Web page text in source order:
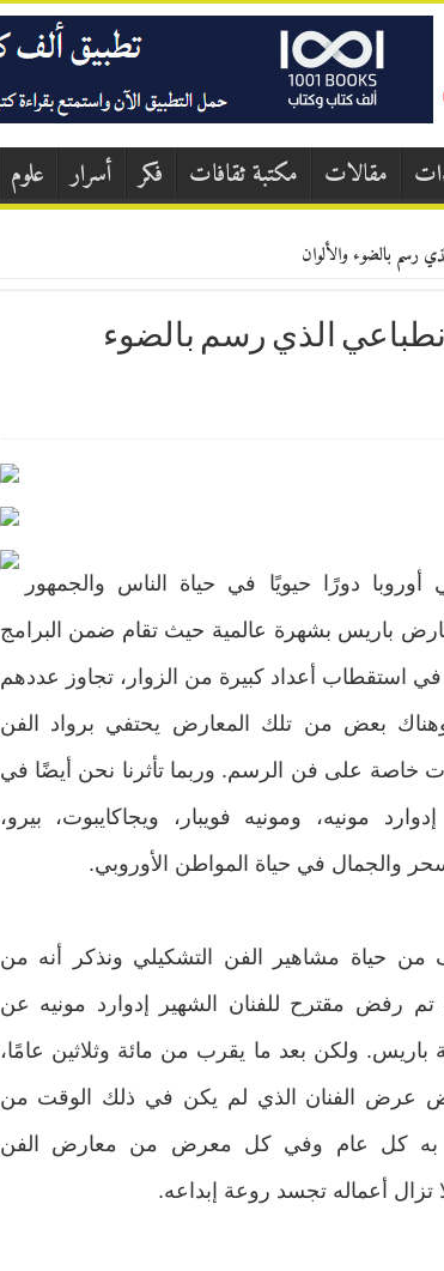
مقالات مكتبة ثقافات فكر أسرار علوم
رسم بالضوء والألوان
الذي رسم بالضوء
دورًا حيويًا في حياة الناس والجمهور
باريس بشهرة عالمية حيث تقام ضمن البرامج
استقطاب أعداد كبيرة من الزوار، تجاوز عددهم
بعض من تلك المعارض يحتفي برواد الفن
خاصة على فن الرسم. وربما تأثرنا نحن أيضًا في
مونيه، ومونيه فويبار، ويجاكايبوت، بيرو،
والجمال في حياة المواطن الأوروبي.
من حياة مشاهير الفن التشكيلي ونذكر أنه من
المفارقات الكبيرة في عام 1879 تم رفض مقترح للفنان الشهير إدوارد مونيه عن
باريس. ولكن بعد ما يقرب من مائة وثلاثين عامًا،
عرض الفنان الذي لم يكن في ذلك الوقت من
به كل عام وفي كل معرض من معارض الفن
تزال أعماله تجسد روعة إبداعه.